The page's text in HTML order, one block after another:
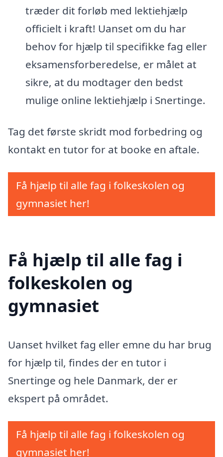
træder dit forløb med lektiehjælp
officielt i kraft! Uanset om du har
behov for hjælp til specifikke fag eller
eksamensforberedelse, er målet at
sikre, at du modtager den bedst
mulige online lektiehjælp i Snertinge.
Tag det første skridt mod forbedring og
kontakt en tutor for at booke en aftale.
Få hjælp til alle fag i folkeskolen og
gymnasiet her!
Få hjælp til alle fag i
folkeskolen og
gymnasiet
Uanset hvilket fag eller emne du har brug
for hjælp til, findes der en tutor i
Snertinge og hele Danmark, der er
ekspert på området.
Få hjælp til alle fag i folkeskolen og
gymnasiet her!